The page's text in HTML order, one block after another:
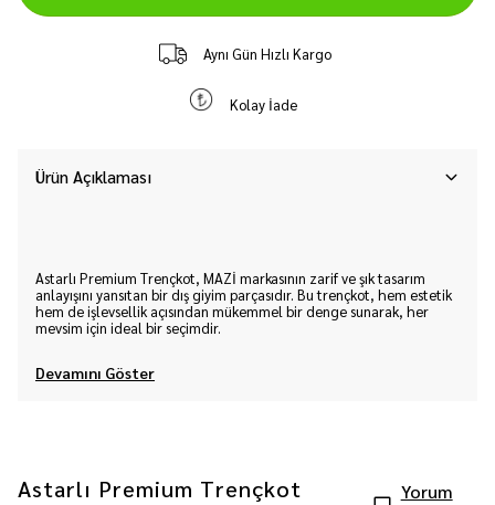
Aynı Gün Hızlı Kargo
Kolay İade
Ürün Açıklaması
Astarlı Premium Trençkot, MAZİ markasının zarif ve şık tasarım
anlayışını yansıtan bir dış giyim parçasıdır. Bu trençkot, hem estetik
hem de işlevsellik açısından mükemmel bir denge sunarak, her
mevsim için ideal bir seçimdir.
Devamını Göster
Astarlı Premium Trençkot
Yorum